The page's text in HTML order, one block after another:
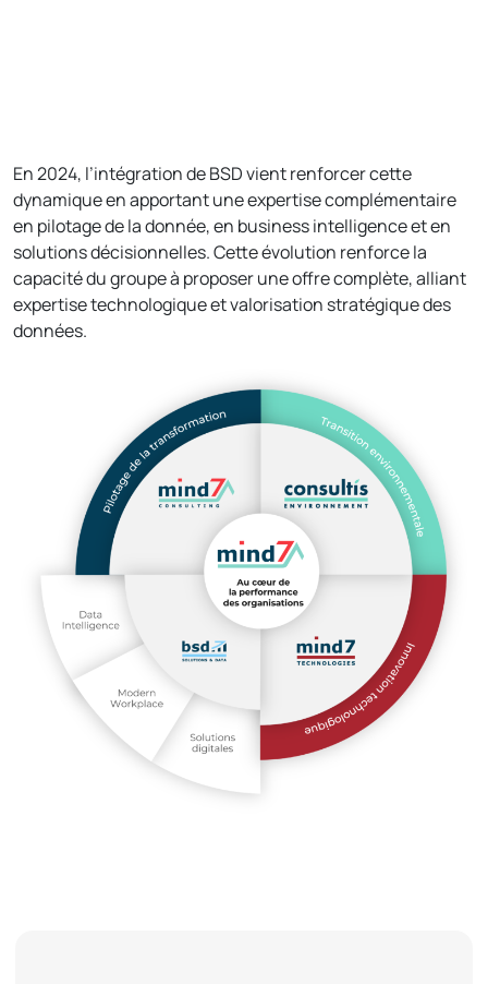
En 2024, l’intégration de BSD vient renforcer cette
dynamique en apportant une expertise complémentaire
en pilotage de la donnée, en business intelligence et en
solutions décisionnelles. Cette évolution renforce la
capacité du groupe à proposer une offre complète, alliant
expertise technologique et valorisation stratégique des
données.